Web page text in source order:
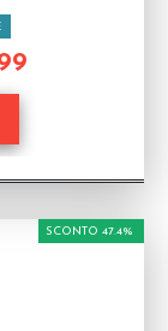
SCONTO 47.4%